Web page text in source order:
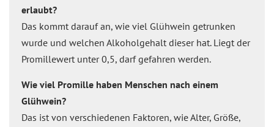
erlaubt?
Das kommt darauf an, wie viel Glühwein getrunken
wurde und welchen Alkoholgehalt dieser hat. Liegt der
Promillewert unter 0,5, darf gefahren werden.
Wie viel Promille haben Menschen nach einem
Glühwein?
Das ist von verschiedenen Faktoren, wie Alter, Größe,